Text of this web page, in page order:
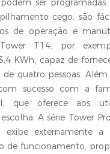
ser programadas
cego, são
de operação e
T14, por
KWh, capaz de
quatro pessoas. Além
sucesso com a
que oferece aos
A série Tower
exibe externamente a
de funcionamento,